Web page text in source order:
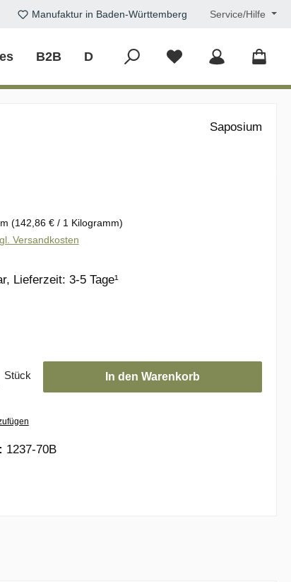
Manufaktur in Baden-Württemberg Service/Hilfe
B2B DIY
Saposium
(142,86 € / 1 Kilogramm)
Versandkosten
Lieferzeit: 3-5 Tage¹
Stück In den Warenkorb
1237-70B